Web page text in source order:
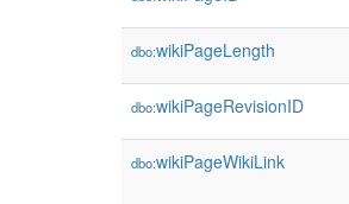
dbo:wikiPageLength
dbo:wikiPageRevisionID
dbo:wikiPageWikiLink